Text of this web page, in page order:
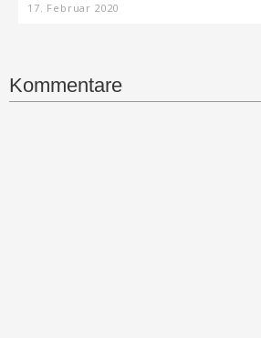
17. Februar 2020
Kommentare